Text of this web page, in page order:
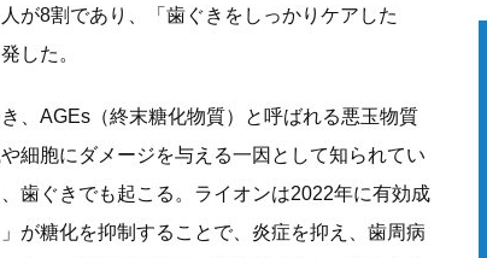
が8割であり、「歯ぐきをしっかりケアした
した。
、AGEs（終末糖化物質）と呼ばれる悪玉物質
細胞にダメージを与える一因として知られてい
歯ぐきでも起こる。ライオンは2022年に有効成
が糖化を抑制することで、炎症を抑え、歯周病